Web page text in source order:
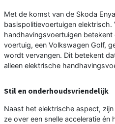
Met de komst van de Skoda
basispolitievoertuigen elektrisch.
handhavingsvoertuigen
voertuig, een Volkswagen Golf,
wordt vervangen. Dit betekent
alleen elektrische
Stil en onderhoudsvriendelijk
Naast het elektrische aspect,
ze over een snelle acceleratie